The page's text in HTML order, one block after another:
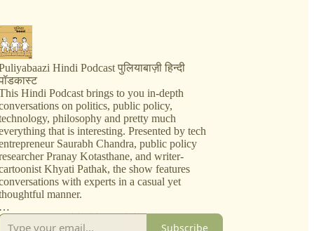
Hindi Podcast पुलियाबाज़ी हिन्दी
Hindi Podcast brings to you in-depth
on politics, public policy,
philosophy and pretty much
that is interesting. Presented by tech
Saurabh Chandra, public policy
Pranay Kotasthane, and writer-
Khyati Pathak, the show features
with experts in a casual yet
manner.
महफ़िल ख़त्म होते-होते दरवाज़े के बाहर, एक पुलिया के
Subscribe